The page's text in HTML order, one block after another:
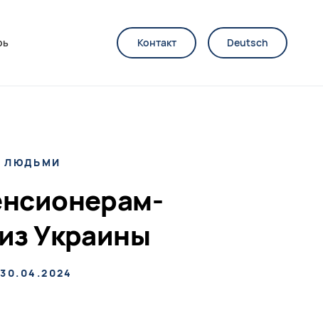
Контакт Deutsch
ЛЮДЬМИ
Украины